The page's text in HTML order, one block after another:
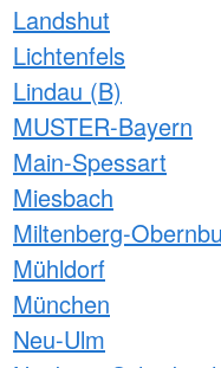
Landshut
Lichtenfels
Lindau (B)
MUSTER-Bayern
Main-Spessart
Miesbach
Miltenberg-
Mühldorf
München
Neu-Ulm